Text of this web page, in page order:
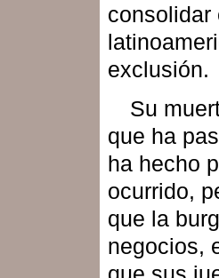
consolidar
exclusión.
Su
que ha
ha hecho
ocurrido,
que la
negocios,